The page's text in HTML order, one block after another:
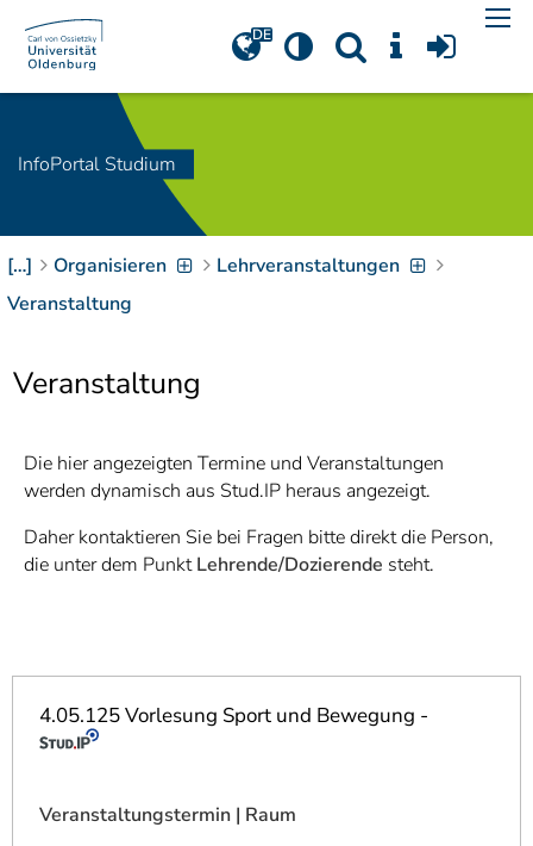
Navigation[Access-Key 1
Choose other language
Zum Inhalt springen
[Access-Key 2
Zur Suche springen
[Access-Key 4]
Zur Hauptnavigation
Zielgruppennavigation
springen
Zur
Brotkrumennavigation
7]
Informationen zur
InfoPortal Studium
[…] Organisieren
Lehrveranstaltungen
Veranstaltung
Veranstaltung
Die hier angezeigten Termine und Veranstaltungen
werden dynamisch aus Stud.IP heraus angezeigt.
Daher kontaktieren Sie bei Fragen bitte direkt die Person,
die unter dem PunktLehrende/Dozierende steht.
4.05.125 Vorlesung Sport und Bewegung -
Veranstaltungstermin | Raum